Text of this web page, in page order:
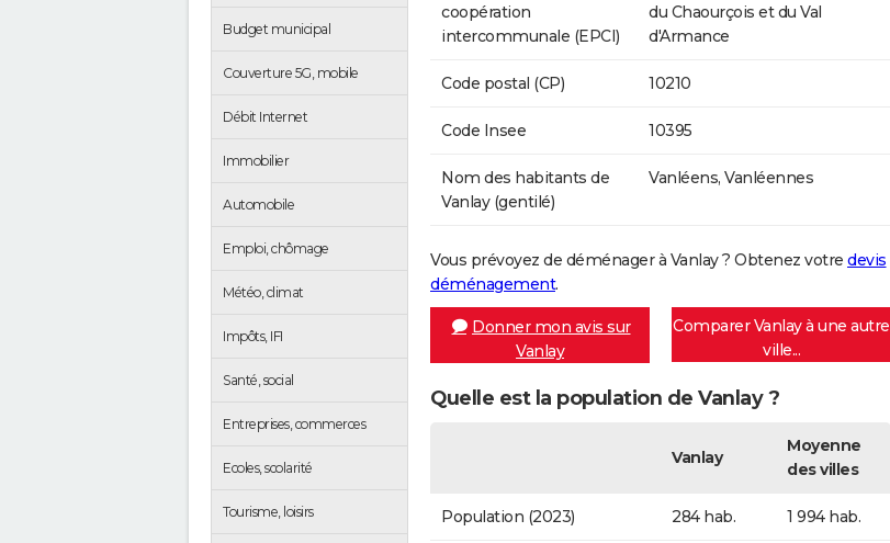
Budget municipal
Couverture 5G, mobile
Débit Internet
Immobilier
Automobile
Emploi, chômage
Météo, climat
Impôts, IFI
Santé, social
Entreprises, commerces
Ecoles, scolarité
Tourisme, loisirs
coopération
intercommunale (EPCI)
du Chaourçois et du Val
d'Armance
Code postal (CP) 10210
Code Insee 10395
Nom des habitants de
Vanlay (gentilé)
Vanléens, Vanléennes
Vous prévoyez de déménager à Vanlay ? Obtenez votre devis
déménagement.
Donner mon avis sur
Vanlay
Comparer Vanlay à une autre
ville...
Quelle est la population de Vanlay ?
Vanlay
Moyenne
des villes
Population (2023) 284 hab. 1 994 hab.